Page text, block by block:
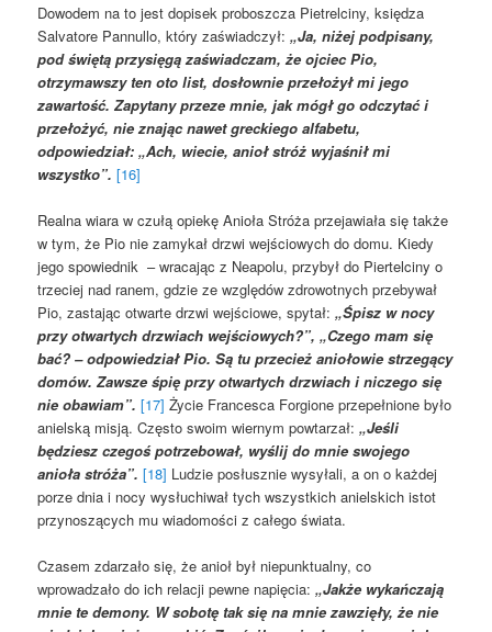
Dowodem na to jest dopisek proboszcza Pietrelciny, księdza
Salvatore Pannullo, który zaświadczył:„Ja, niżej podpisany,
pod świętą przysięgą zaświadczam, że ojciec Pio,
otrzymawszy ten oto list, dosłownie przełożył mi jego
zawartość. Zapytany przeze mnie, jak mógł go odczytać i
przełożyć, nie znając nawet greckiego alfabetu,
odpowiedział: „Ach, wiecie, anioł stróż wyjaśnił mi
wszystko”. [16]
Realna wiara w czułą opiekę Anioła Stróża przejawiała się także
w tym, że Pio nie zamykał drzwi wejściowych do domu. Kiedy
jego spowiednik – wracając z Neapolu, przybył do Piertelciny o
trzeciej nad ranem, gdzie ze względów zdrowotnych przebywał
Pio, zastając otwarte drzwi wejściowe, spytał:„Śpisz w nocy
przy otwartych drzwiach wejściowych?”, „Czego mam się
bać? – odpowiedział Pio. Są tu przecież aniołowie strzegący
domów. Zawsze śpię przy otwartych drzwiach i niczego się
nie obawiam”.[17] Życie Francesca Forgione przepełnione było
anielską misją. Często swoim wiernym powtarzał:„Jeśli
będziesz czegoś potrzebował, wyślij do mnie swojego
anioła stróża”. [18] Ludzie posłusznie wysyłali, a on o każdej
porze dnia i nocy wysłuchiwał tych wszystkich anielskich istot
przynoszących mu wiadomości z całego świata.
Czasem zdarzało się, że anioł był niepunktualny, co
wprowadzało do ich relacji pewne napięcia:„Jakże wykańczają
mnie te demony. W sobotę tak się na mnie zawzięły, że nie